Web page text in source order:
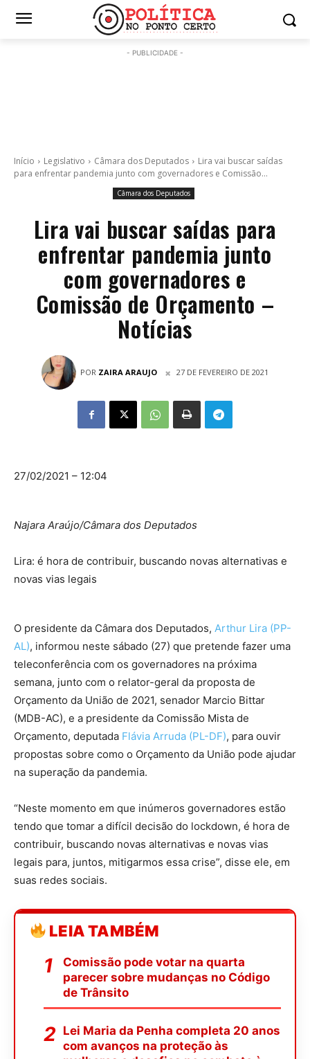
- PUBLICIDADE -
Início Legislativo Câmara dos Deputados
Lira vai buscar saídas
para enfrentar pandemia junto com governadores e Comissão...
Câmara dos Deputados
Lira vai buscar saídas para
enfrentar pandemia junto
com governadores e
Comissão de Orçamento –
Notícias
POR ZAIRA ARAUJO 27 DE FEVEREIRO DE 2021
27/02/2021 – 12:04
Najara Araújo/Câmara dos Deputados
Lira: é hora de contribuir, buscando novas alternativas e
novas vias legais
O presidente da Câmara dos Deputados, Arthur Lira (PP-
AL), informou neste sábado (27) que pretende fazer uma
teleconferência com os governadores na próxima
semana, junto com o relator-geral da proposta de
Orçamento da União de 2021, senador Marcio Bittar
(MDB-AC), e a presidente da Comissão Mista de
Orçamento, deputada Flávia Arruda (PL-DF), para ouvir
propostas sobre como o Orçamento da União pode ajudar
na superação da pandemia.
“Neste momento em que inúmeros governadores estão
tendo que tomar a difícil decisão do lockdown, é hora de
contribuir, buscando novas alternativas e novas vias
legais para, juntos, mitigarmos essa crise”, disse ele, em
suas redes sociais.
LEIA TAMBÉM
Comissão pode votar na quarta
parecer sobre mudanças no Código
de Trânsito
Lei Maria da Penha completa 20 anos
com avanços na proteção às